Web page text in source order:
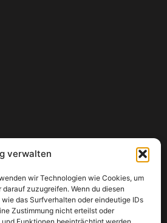
verwalten
wir Technologien wie Cookies, um
zuzugreifen. Wenn du diesen
das Surfverhalten oder eindeutige IDs
Zustimmung nicht erteilst oder